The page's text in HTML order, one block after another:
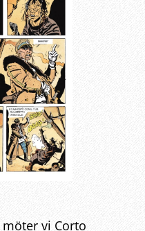
möter vi Corto